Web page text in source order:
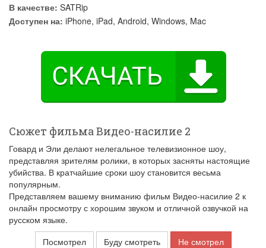
В качестве: SATRip
Доступен на: iPhone, iPad, Android, Windows, Mac
Сюжет фильма Видео-насилие 2
Говард и Эли делают нелегальное телевизионное шоу,
представляя зрителям ролики, в которых засняты настоящие
убийства. В кратчайшие сроки шоу становится весьма
популярным.
Представляем вашему вниманию фильм Видео-насилие 2 к
онлайн просмотру с хорошим звуком и отличной озвучкой на
русском языке.
Посмотрел
Буду смотреть Не смотрел